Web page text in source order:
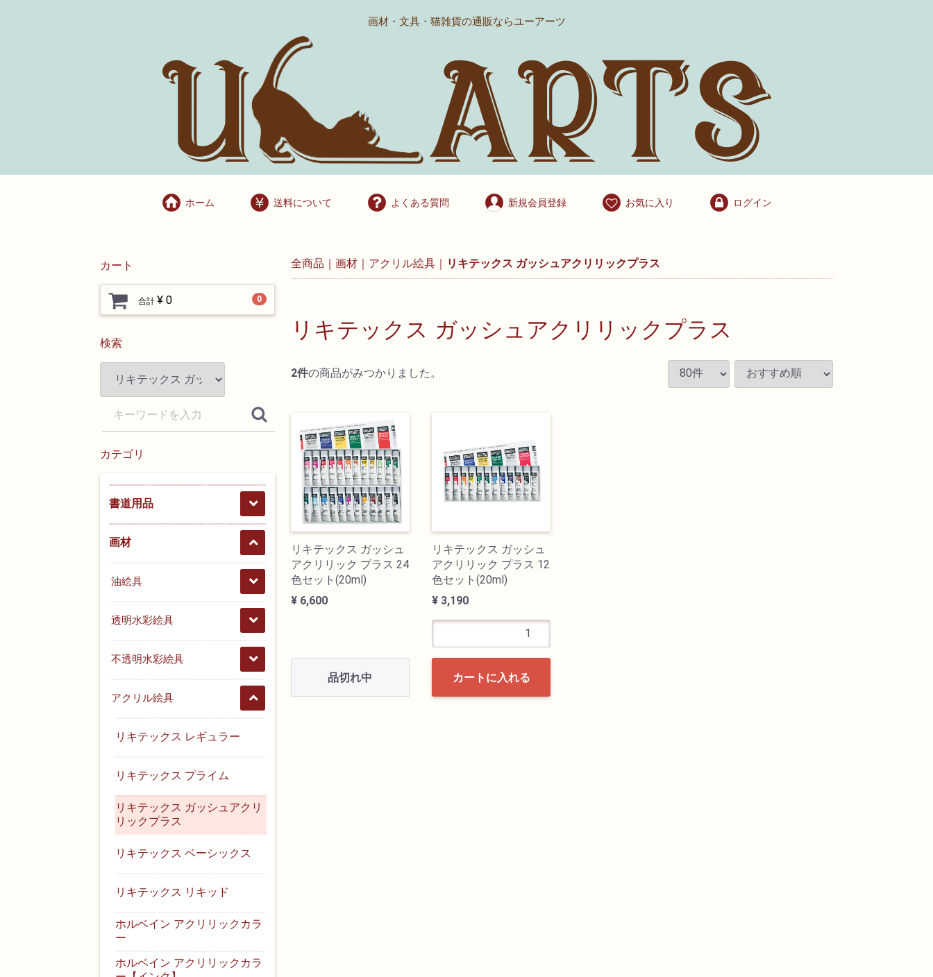
画材・文具・猫雑貨の通販ならユーアーツ
ホーム 送料について よくある質問 新規会員登録 お気に入り ログイン
カート
0
合計 ¥ 0
検索
カテゴリ
書道用品
画材
油絵具
透明水彩絵具
不透明水彩絵具
アクリル絵具
リキテックス レギュラー
リキテックス プライム
リキテックス ガッシュアクリ
リックプラス
リキテックス ベーシックス
リキテックス リキッド
ホルベイン アクリリックカラ
ー
ホルベイン アクリリックカラ
全商品 画材 アクリル絵具 リキテックス ガッシュアクリリックプラス
リキテックス ガッシュアクリリックプラス
2件の商品がみつかりました。
リキテックス ガッシュ
アクリリック プラス 24
色セット(20ml)
¥ 6,600
品切れ中
リキテックス ガッシュ
アクリリック プラス 12
色セット(20ml)
¥ 3,190
カートに入れる